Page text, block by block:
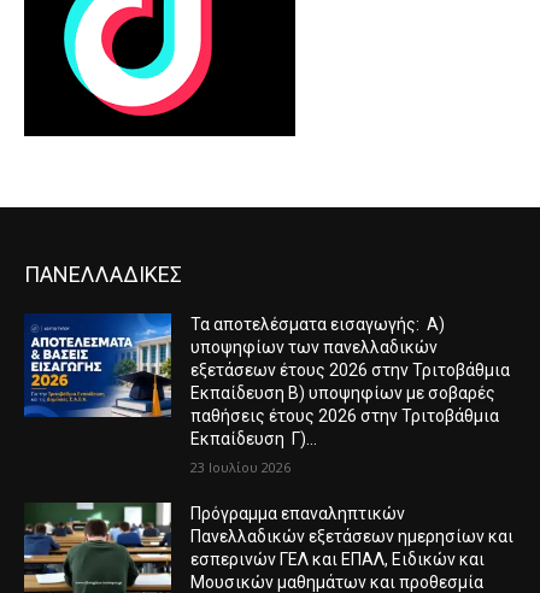
ΠΑΝΕΛΛΑΔΙΚΕΣ
Τα αποτελέσματα εισαγωγής: Α)
υποψηφίων των πανελλαδικών
εξετάσεων έτους 2026 στην Τριτοβάθμια
Εκπαίδευση Β) υποψηφίων με σοβαρές
παθήσεις έτους 2026 στην Τριτοβάθμια
Εκπαίδευση Γ)...
23 Ιουλίου 2026
Πρόγραμμα επαναληπτικών
Πανελλαδικών εξετάσεων ημερησίων και
εσπερινών ΓΕΛ και ΕΠΑΛ, Ειδικών και
Μουσικών μαθημάτων και προθεσμία